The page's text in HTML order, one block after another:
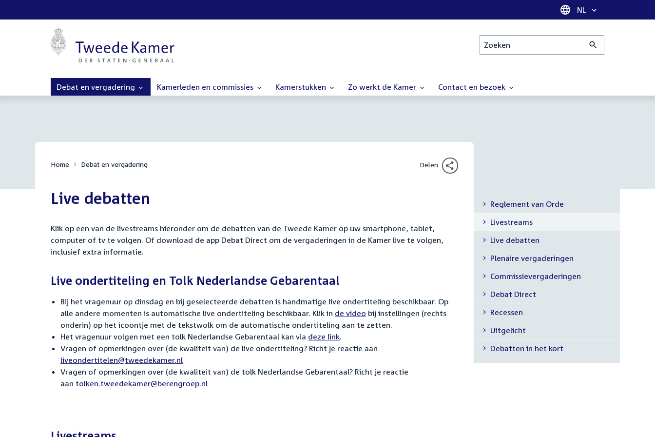
Taal selectie
NL
Zoeken
Debat en vergadering Kamerleden en commissies Kamerstukken Zo werkt de Kamer Contact en bezoek
Home Debat en vergadering Delen
Live debatten
Klik op een van de livestreams hieronder om de debatten van de Tweede Kamer op uw smartphone, tablet,
computer of tv te volgen. Of download de app Debat Direct om de vergaderingen in de Kamer live te volgen,
inclusief extra informatie.
Live ondertiteling en Tolk Nederlandse Gebarentaal
Bij het vragenuur op dinsdag en bij geselecteerde debatten is handmatige live ondertiteling beschikbaar. Op
alle andere momenten is automatische live ondertiteling beschikbaar. Klik in de video bij instellingen (rechts
onderin) op het icoontje met de tekstwolk om de automatische ondertiteling aan te zetten.
Het vragenuur volgen met een tolk Nederlandse Gebarentaal kan via deze link.
Vragen of opmerkingen over (de kwaliteit van) de live ondertiteling? Richt je reactie aan
liveondertitelen@tweedekamer.nl
Vragen of opmerkingen over (de kwaliteit van) de tolk Nederlandse Gebarentaal? Richt je reactie
aan tolken.tweedekamer@berengroep.nl
Submenu
Reglement van Orde
Livestreams
Live debatten
Plenaire vergaderingen
Commissievergaderingen
Debat Direct
Recessen
Uitgelicht
Debatten in het kort